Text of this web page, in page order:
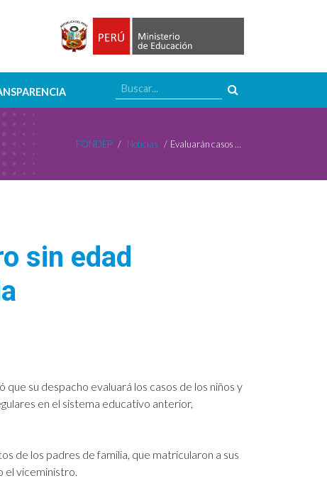
FONDEP / Noticias / Evaluarán casos de niños con matricula pero sin edad cronológica para el primer grado de Primaria
sin edad
su despacho evaluará los casos de los niños y
en el sistema educativo anterior,
de los padres de familia, que matricularon a sus
el viceministro.